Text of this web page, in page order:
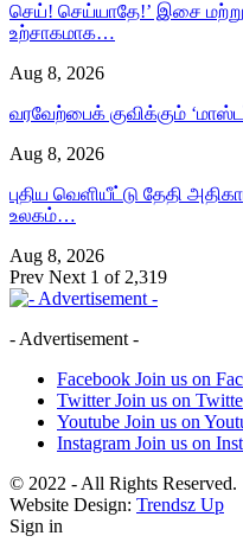
செய்! செய்யாதே!’ இசை
உற்சாகமாக…
Aug 8, 2026
வரவேற்பைக் குவிக்கும்
Aug 8, 2026
புதிய வெளியீட்டு தேதி
உலகம்…
Aug 8, 2026
Prev Next 1 of 2,319
- Advertisement -
Facebook Join us on
Twitter Join us on
Youtube Join us on
Instagram Join us on
© 2022 - All Rights Reserved.
Website Design: Trendsz Up
Sign in